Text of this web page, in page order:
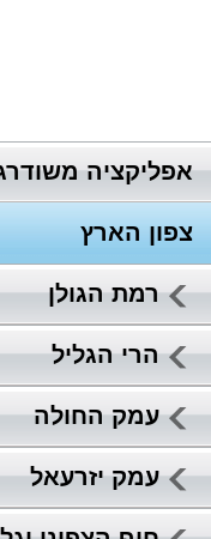
אפליקציה
צפון הארץ
רמת הגולן
הרי הגליל
עמק החולה
עמק יזרעאל